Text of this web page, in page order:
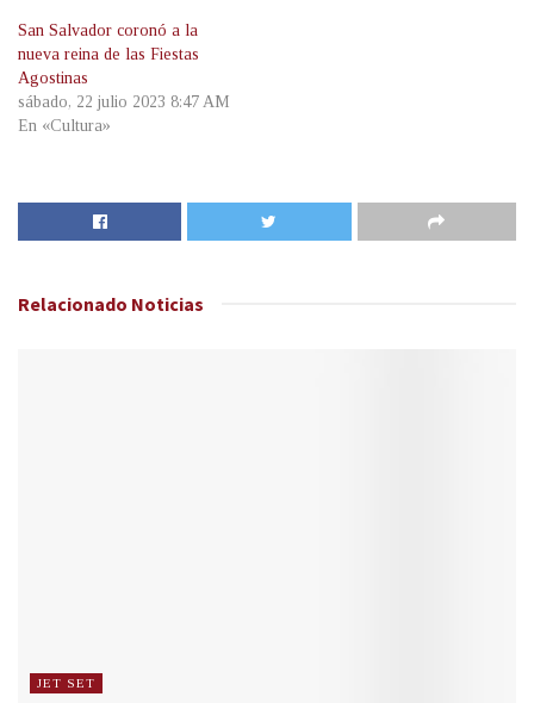
San Salvador coronó a la
nueva reina de las Fiestas
Agostinas
sábado, 22 julio 2023 8:47 AM
En «Cultura»
Relacionado Noticias
JET SET